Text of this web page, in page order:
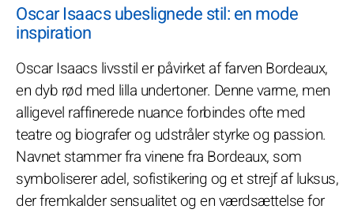
Oscar Isaacs ubeslignede stil: en mode
inspiration
Oscar Isaacs livsstil er påvirket af farven Bordeaux,
en dyb rød med lilla undertoner. Denne varme, men
alligevel raffinerede nuance forbindes ofte med
teatre og biografer og udstråler styrke og passion.
Navnet stammer fra vinene fra Bordeaux, som
symboliserer adel, sofistikering og et strejf af luksus,
der fremkalder sensualitet og en værdsættelse for